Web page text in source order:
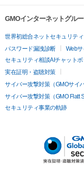
GMOインターネットグル
世界初総合ネットセキュリテ
パスワード漏洩診断
Web
セキュリティ相談AIチャットボ
実在証明・盗聴対策
サイバー攻撃対策（GMOサイ
サイバー攻撃対策（GMO Flatt
セキュリティ事業の軌跡